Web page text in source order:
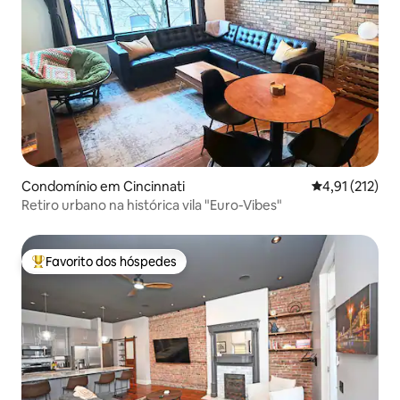
Condomínio em Cincinnati Classificação
4,91 (212)
Retiro urbano na histórica vila "Euro-Vibes"
Favoritos dos hóspedes mais apreciados
Favorito dos hóspedes